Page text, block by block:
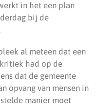
in het een plan
bij de
al meteen dat een
had op de
dat de gemeente
opvang van mensen in
manier moet